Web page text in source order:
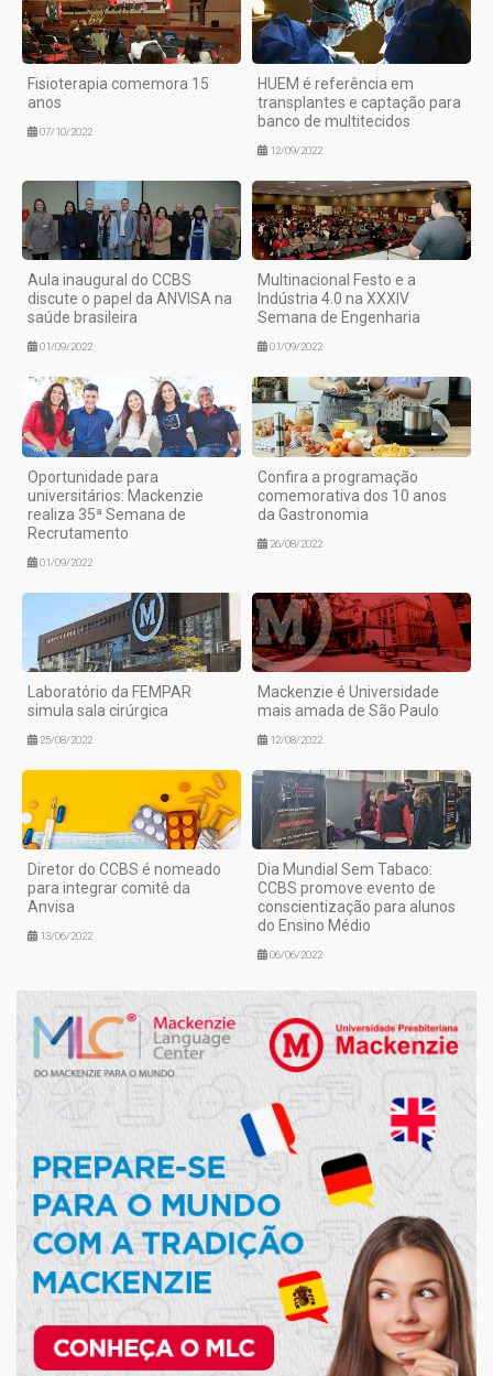
Fisioterapia comemora 15
anos
07/10/2022
HUEM é referência em
transplantes e captação para
banco de multitecidos
12/09/2022
Aula inaugural do CCBS
discute o papel da ANVISA na
saúde brasileira
01/09/2022
Multinacional Festo e a
Indústria 4.0 na XXXIV
Semana de Engenharia
01/09/2022
Oportunidade para
universitários: Mackenzie
realiza 35ª Semana de
Recrutamento
01/09/2022
Confira a programação
comemorativa dos 10 anos
da Gastronomia
26/08/2022
Laboratório da FEMPAR
simula sala cirúrgica
25/08/2022
Mackenzie é Universidade
mais amada de São Paulo
12/08/2022
Diretor do CCBS é nomeado
para integrar comitê da
Anvisa
13/06/2022
Dia Mundial Sem Tabaco:
CCBS promove evento de
conscientização para alunos
do Ensino Médio
06/06/2022